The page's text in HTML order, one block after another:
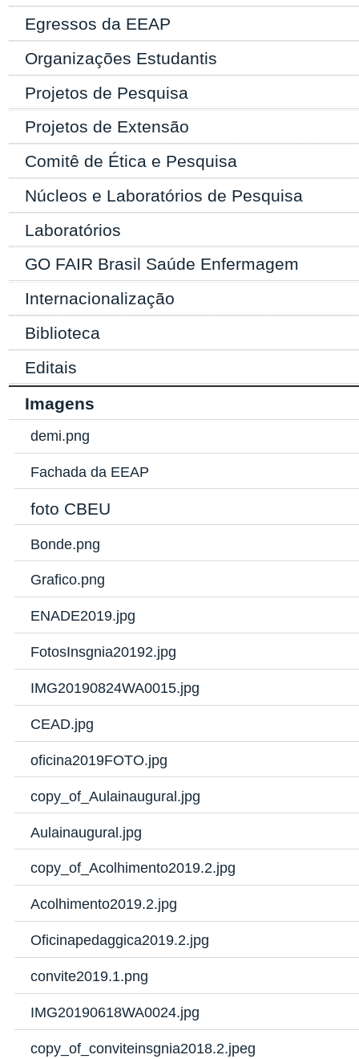
Egressos da EEAP
Organizações Estudantis
Projetos de Pesquisa
Projetos de Extensão
Comitê de Ética e Pesquisa
Núcleos e Laboratórios de Pesquisa
Laboratórios
GO FAIR Brasil Saúde Enfermagem
Internacionalização
Biblioteca
Editais
Imagens
demi.png
Fachada da EEAP
foto CBEU
Bonde.png
Grafico.png
ENADE2019.jpg
FotosInsgnia20192.jpg
IMG20190824WA0015.jpg
CEAD.jpg
oficina2019FOTO.jpg
copy_of_Aulainaugural.jpg
Aulainaugural.jpg
copy_of_Acolhimento2019.2.jpg
Acolhimento2019.2.jpg
Oficinapedaggica2019.2.jpg
convite2019.1.png
IMG20190618WA0024.jpg
copy_of_conviteinsgnia2018.2.jpeg